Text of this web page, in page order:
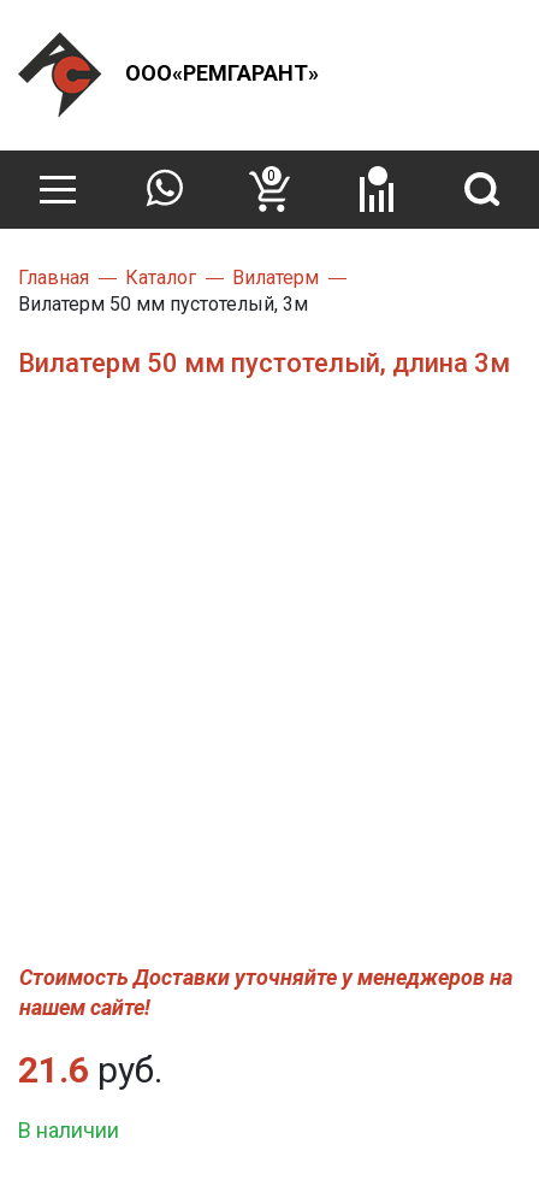
ООО«РЕМГАРАНТ»
0
Главная Каталог
Вилатерм
Вилатерм 50 мм пустотелый, 3м
Вилатерм 50 мм пустотелый, длина 3м
Стоимость Доставки уточняйте у менеджеров на
нашем сайте!
21.6 руб.
В наличии